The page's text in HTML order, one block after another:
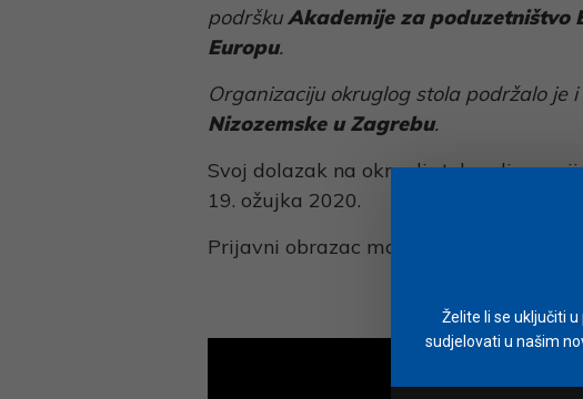
podrškuAkademije za poduzetništvo
Europu.
Organizaciju okruglog stola podržalo je i
Nizozemske u Zagrebu.
Svoj dolazak na okrugli stol molimo
19. ožujka 2020.
Prijavni obrazac možete pronaći na
Želite li se uključiti
sudjelovati u našim